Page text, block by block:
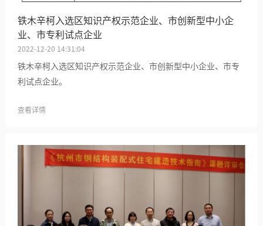
铁木辛柯入选区知识产权示范企业、市创新型中小企
业、市专利试点企业
2022-12-20 14:31:04
铁木辛柯入选区知识产权示范企业、市创新型中小企业、市专
利试点企业。
查看详情